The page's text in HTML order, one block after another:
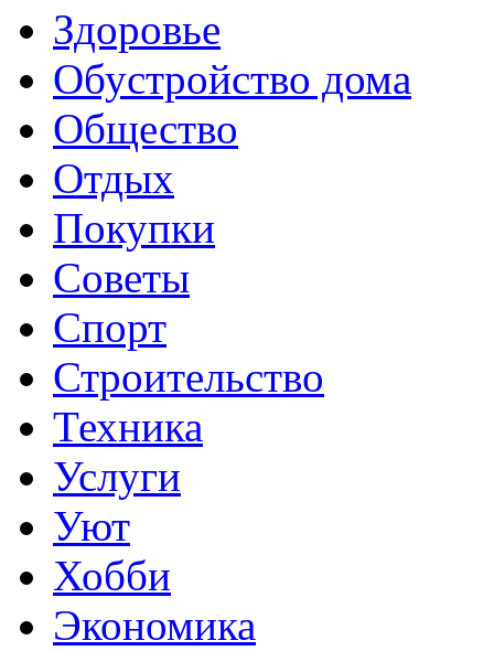
Здоровье
Обустройство дома
Общество
Отдых
Покупки
Советы
Спорт
Строительство
Техника
Услуги
Уют
Хобби
Экономика